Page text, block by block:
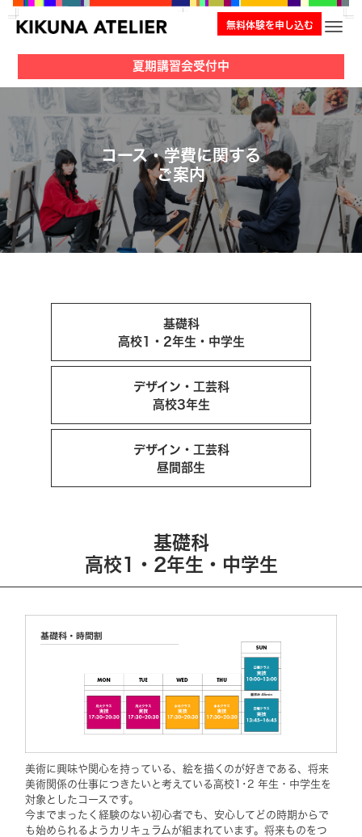
ナビ
無料体験を申し込む
夏期講習会受付中
コース・学費に関する
ご案内
基礎科
高校1・2年生・中学生
デザイン・工芸科
高校3年生
デザイン・工芸科
昼間部生
基礎科
高校1・2年生・中学生
美術に興味や関心を持っている、絵を描くのが好きである、将来
美術関係の仕事につきたいと考えている高校1･2 年生・中学生を
対象としたコースです。
今までまったく経験のない初心者でも、安心してどの時期からで
も始められるようカリキュラムが組まれています。将来ものをつ